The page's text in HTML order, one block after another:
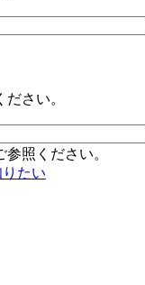
さい。
照ください。
たい